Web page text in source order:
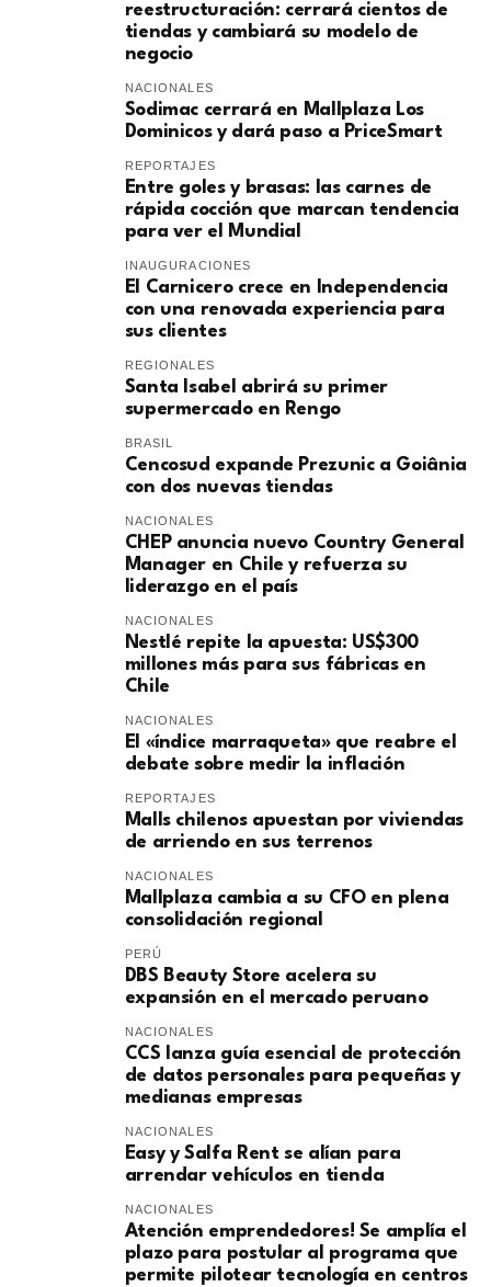
reestructuración: cerrará cientos de
tiendas y cambiará su modelo de
negocio
NACIONALES
Sodimac cerrará en Mallplaza Los
Dominicos y dará paso a PriceSmart
REPORTAJES
Entre goles y brasas: las carnes de
rápida cocción que marcan tendencia
para ver el Mundial
INAUGURACIONES
El Carnicero crece en Independencia
con una renovada experiencia para
sus clientes
REGIONALES
Santa Isabel abrirá su primer
supermercado en Rengo
BRASIL
Cencosud expande Prezunic a Goiânia
con dos nuevas tiendas
NACIONALES
CHEP anuncia nuevo Country General
Manager en Chile y refuerza su
liderazgo en el país
NACIONALES
Nestlé repite la apuesta: US$300
millones más para sus fábricas en
Chile
NACIONALES
El «índice marraqueta» que reabre el
debate sobre medir la inflación
REPORTAJES
Malls chilenos apuestan por viviendas
de arriendo en sus terrenos
NACIONALES
Mallplaza cambia a su CFO en plena
consolidación regional
PERÚ
DBS Beauty Store acelera su
expansión en el mercado peruano
NACIONALES
CCS lanza guía esencial de protección
de datos personales para pequeñas y
medianas empresas
NACIONALES
Easy y Salfa Rent se alían para
arrendar vehículos en tienda
NACIONALES
Atención emprendedores! Se amplía el
plazo para postular al programa que
permite pilotear tecnología en centros